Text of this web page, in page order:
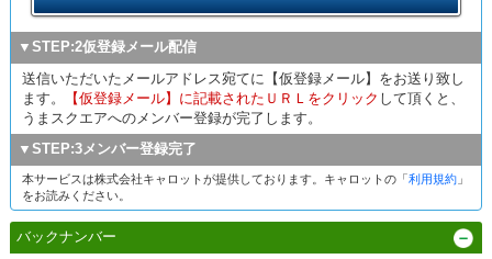
▼STEP:2仮登録メール配信
送信いただいたメールアドレス宛てに【仮登録メール】をお送り致し
ます。
【仮登録メール】に記載されたＵＲＬをクリック して頂くと、
うまスクエアへのメンバー登録が完了します。
▼STEP:3メンバー登録完了
本サービスは株式会社キャロットが提供しております。キャロットの「利用規約」
をお読みください。
バックナンバー